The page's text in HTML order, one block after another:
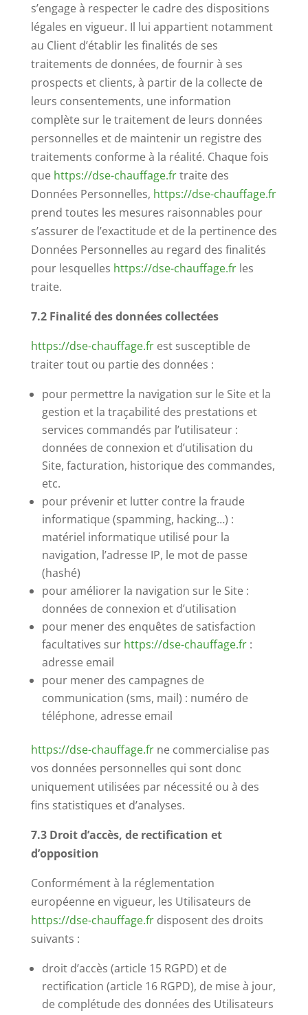
s’engage à respecter le cadre des dispositions
légales en vigueur. Il lui appartient notamment
au Client d’établir les finalités de ses
traitements de données, de fournir à ses
prospects et clients, à partir de la collecte de
leurs consentements, une information
complète sur le traitement de leurs données
personnelles et de maintenir un registre des
traitements conforme à la réalité. Chaque fois
que https://dse-chauffage.frtraite des
Données Personnelles, https://dse-chauffage.fr
prend toutes les mesures raisonnables pour
s’assurer de l’exactitude et de la pertinence des
Données Personnelles au regard des finalités
pour lesquelles https://dse-chauffage.frles
traite.
7.2 Finalité des données collectées
https://dse-chauffage.frest susceptible de
traiter tout ou partie des données :
pour permettre la navigation sur le Site et la
gestion et la traçabilité des prestations et
services commandés par l’utilisateur :
données de connexion et d’utilisation du
Site, facturation, historique des commandes,
etc.
pour prévenir et lutter contre la fraude
informatique (spamming, hacking…) :
matériel informatique utilisé pour la
navigation, l’adresse IP, le mot de passe
(hashé)
pour améliorer la navigation sur le Site :
données de connexion et d’utilisation
pour mener des enquêtes de satisfaction
facultatives sur https://dse-chauffage.fr:
adresse email
pour mener des campagnes de
communication (sms, mail) : numéro de
téléphone, adresse email
https://dse-chauffage.frne commercialise pas
vos données personnelles qui sont donc
uniquement utilisées par nécessité ou à des
fins statistiques et d’analyses.
7.3 Droit d’accès, de rectification et
d’opposition
Conformément à la réglementation
européenne en vigueur, les Utilisateurs de
https://dse-chauffage.frdisposent des droits
suivants :
droit d’accès (article 15 RGPD) et de
rectification (article 16 RGPD), de mise à jour,
de complétude des données des Utilisateurs